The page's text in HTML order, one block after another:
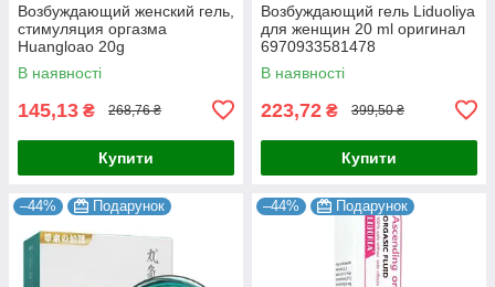
Возбуждающий женский гель,
стимуляция оргазма
Huangloao 20g
6970245515680
В наявності
145,13 ₴ 268,76 ₴
Купити
Возбуждающий гель Liduoliya
для женщин 20 ml оригинал
6970933581478
В наявності
223,72 ₴ 399,50 ₴
Купити
–44% Подарунок –44% Подарунок